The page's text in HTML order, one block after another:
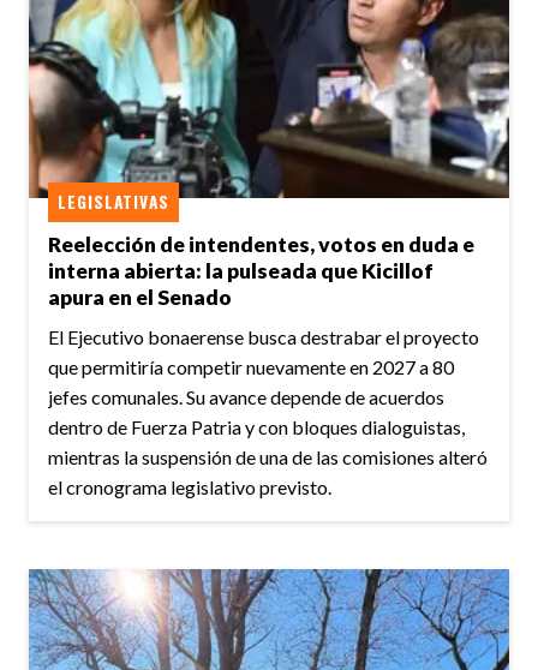
Reelección de intendentes, votos en duda e
interna abierta: la pulseada que Kicillof
apura en el Senado
LEGISLATIVAS
El Ejecutivo bonaerense busca destrabar el proyecto
que permitiría competir nuevamente en 2027 a 80
jefes comunales. Su avance depende de acuerdos
dentro de Fuerza Patria y con bloques dialoguistas,
mientras la suspensión de una de las comisiones alteró
el cronograma legislativo previsto.